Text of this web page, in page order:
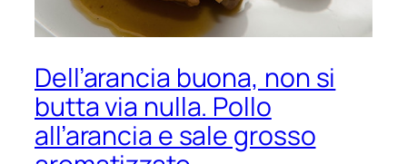
Dell’arancia buona, non si
butta via nulla. Pollo
all’arancia e sale grosso